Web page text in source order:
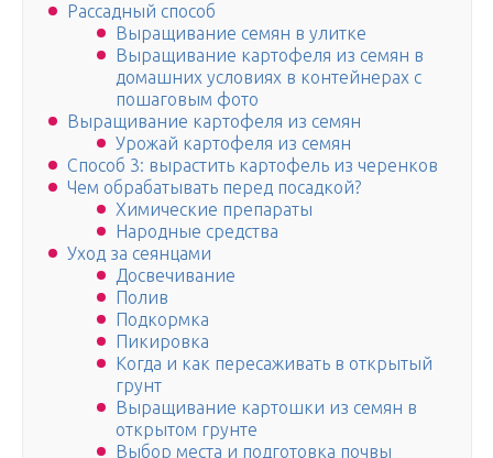
Рассадный способ
Выращивание семян в улитке
Выращивание картофеля из семян в
домашних условиях в контейнерах с
пошаговым фото
Выращивание картофеля из семян
Урожай картофеля из семян
Способ 3: вырастить картофель из черенков
Чем обрабатывать перед посадкой?
Химические препараты
Народные средства
Уход за сеянцами
Досвечивание
Полив
Подкормка
Пикировка
Когда и как пересаживать в открытый
грунт
Выращивание картошки из семян в
открытом грунте
Выбор места и подготовка почвы